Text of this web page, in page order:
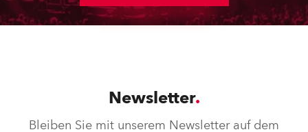
Newsletter
Bleiben Sie mit unserem Newsletter auf dem